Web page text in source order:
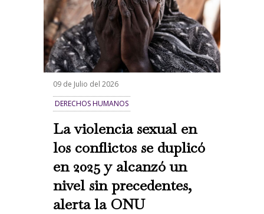
09 de Julio del 2026
DERECHOS HUMANOS
La violencia sexual en
los conflictos se duplicó
en 2025 y alcanzó un
nivel sin precedentes,
alerta la ONU